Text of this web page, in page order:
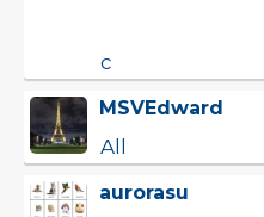
c
MSVEdward
All
aurorasu